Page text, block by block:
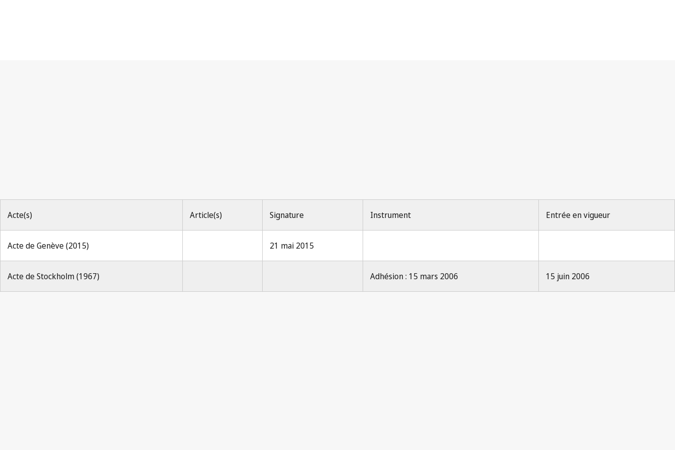
Acte(s) Article(s) Signature Instrument Entrée en vigueur
Acte de Genève (2015) 21 mai 2015
Acte de Stockholm (1967) Adhésion : 15 mars 2006 15 juin 2006